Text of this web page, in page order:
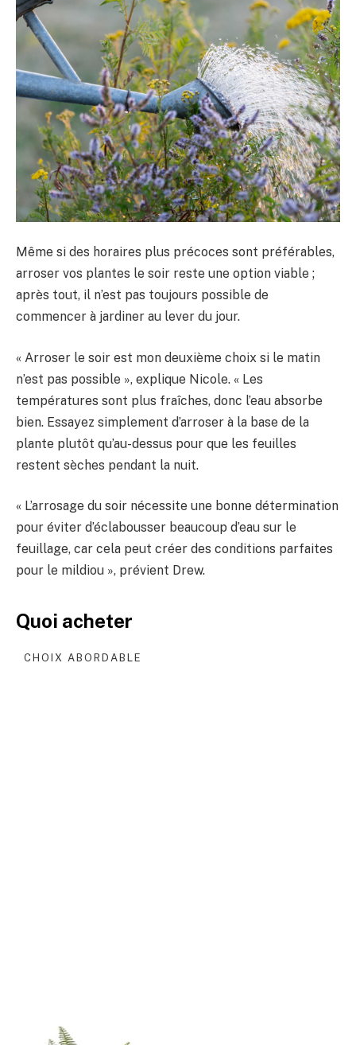
Même si des horaires plus précoces sont préférables,
arroser vos plantes le soir reste une option viable ;
après tout, il n’est pas toujours possible de
commencer à jardiner au lever du jour.
« Arroser le soir est mon deuxième choix si le matin
n’est pas possible », explique Nicole. « Les
températures sont plus fraîches, donc l’eau absorbe
bien. Essayez simplement d’arroser à la base de la
plante plutôt qu’au-dessus pour que les feuilles
restent sèches pendant la nuit.
« L’arrosage du soir nécessite une bonne détermination
pour éviter d’éclabousser beaucoup d’eau sur le
feuillage, car cela peut créer des conditions parfaites
pour le mildiou », prévient Drew.
Quoi acheter
CHOIX ABORDABLE